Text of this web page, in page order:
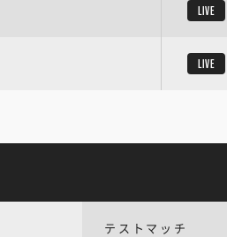
LIVE
LIVE
テストマッチ